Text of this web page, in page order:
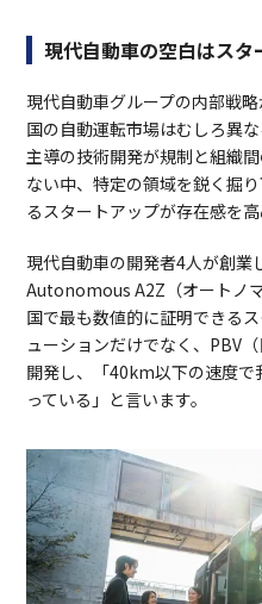
現代自動車の空白はス
現代自動車グループの内部戦
国の自動運転市場はむしろ異
主導の技術開発が規制と組織
ない中、特定の領域を鋭く掘
るスタートアップが存在感を高
現代自動車の開発者4人が創
Autonomous A2Z（オートノ
国で最も数値的に証明できる
ューションだけでなく、PBV
開発し、「40km以下の速度で
っている」と言います。